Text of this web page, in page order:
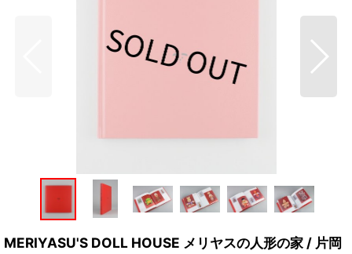
MERIYASU'S DOLL HOUSE メリヤスの人形の家 / 片岡